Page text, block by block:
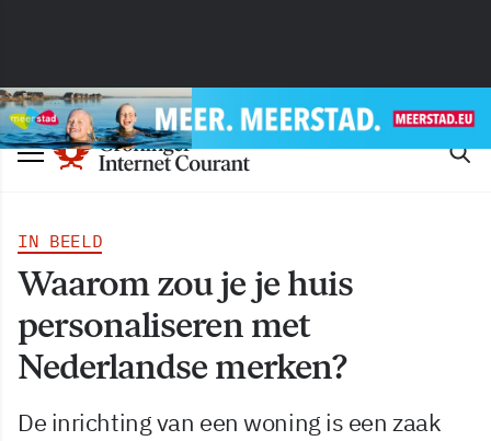
IN BEELD
Waarom zou je je huis
personaliseren met
Nederlandse merken?
De inrichting van een woning is een zaak